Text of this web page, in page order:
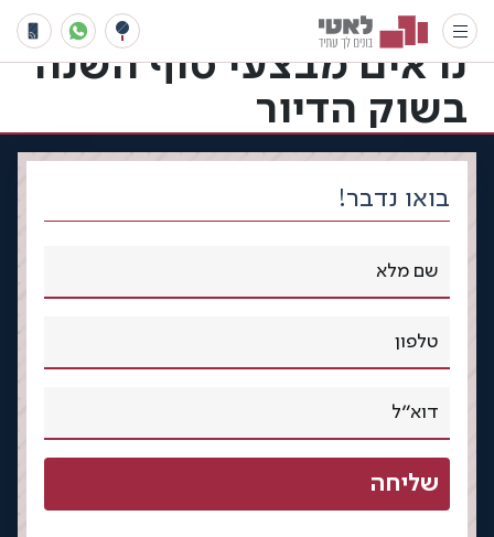
החל מ-99 אלף שקל: כך
נראים מבצעי סוף השנה
בשוק הדיור
בואו נדבר!